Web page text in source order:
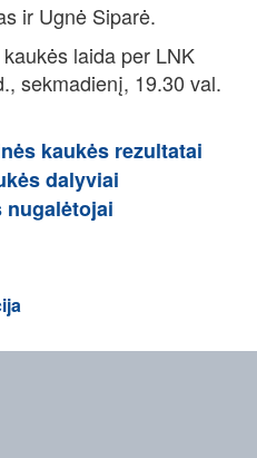
ir Ugnė Siparė.
laida per LNK
sekmadienį, 19.30 val.
kaukės rezultatai
dalyviai
nugalėtojai